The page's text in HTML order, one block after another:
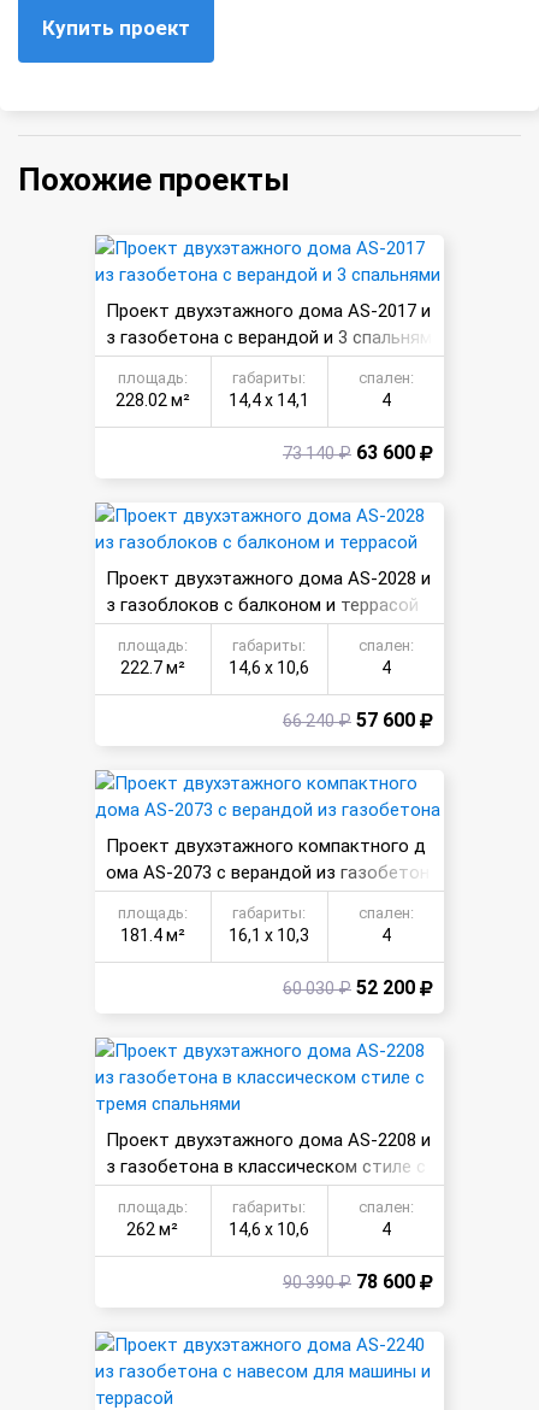
Купить проект
Похожие проекты
Проект двухэтажного дома AS-2017 и
з газобетона с верандой и 3 спальням
и
площадь:
228.02 м²
габариты:
14,4 х 14,1
спален:
4
73 140 ₽ 63 600
Проект двухэтажного дома AS-2028 и
з газоблоков с балконом и террасой
площадь:
222.7 м²
габариты:
14,6 х 10,6
спален:
4
66 240 ₽ 57 600
Проект двухэтажного компактного д
ома AS-2073 с верандой из газобетон
а
площадь:
181.4 м²
габариты:
16,1 х 10,3
спален:
4
60 030 ₽ 52 200
Проект двухэтажного дома AS-2208 и
з газобетона в классическом стиле с
тремя спальнями
площадь:
262 м²
габариты:
14,6 х 10,6
спален:
4
90 390 ₽ 78 600